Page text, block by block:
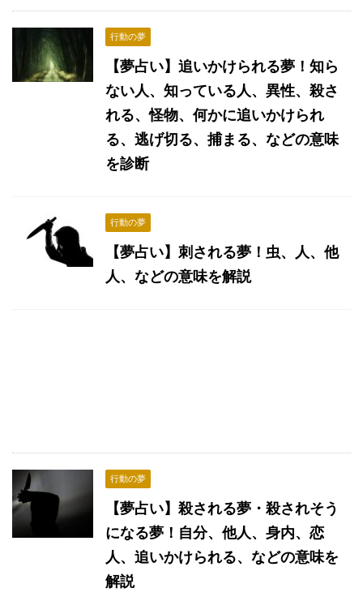
行動の夢
【夢占い】追いかけられる夢！知ら
ない人、知っている人、異性、殺さ
れる、怪物、何かに追いかけられ
る、逃げ切る、捕まる、などの意味
を診断
行動の夢
【夢占い】刺される夢！虫、人、他
人、などの意味を解説
行動の夢
【夢占い】殺される夢・殺されそう
になる夢！自分、他人、身内、恋
人、追いかけられる、などの意味を
解説